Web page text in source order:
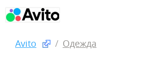
Avito Одежда